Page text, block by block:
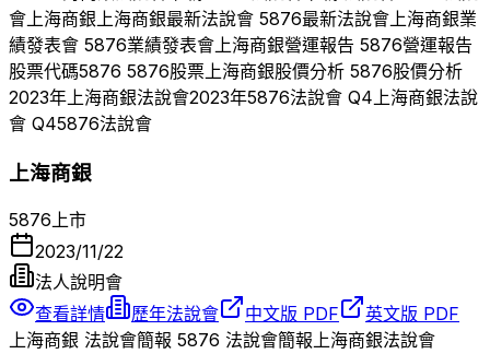
會 上海商銀 上海商銀最新法說會 5876最新法說會 上海商銀業
績發表會 5876業績發表會 上海商銀營運報告 5876營運報告
股票代碼5876 5876股票 上海商銀股價分析 5876股價分析
2023年 上海商銀法說會2023年5876法說會 Q4 上海商銀法說
會 Q45876法說會
上海商銀
5876上市
2023/11/22
法人說明會
查看詳情
歷年法說會 中文版 PDF
英文版 PDF
上海商銀 法說會簡報 5876 法說會簡報上海商銀法說會